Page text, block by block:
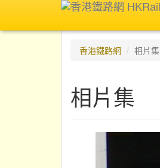
香港鐵路網 相片集
相片集